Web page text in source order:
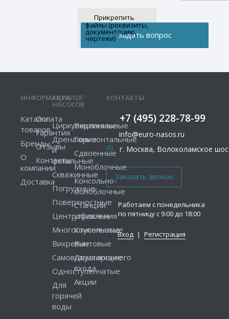
Прикрепить
файлы (реквизиты,
документацию,
чертежи)
КОНТАКТЫ
+7 (495) 228-78-99
info@euro-nasos.ru
г. Москва, Волоколамское
Работаем с понедельника
по пятницу с 9:00 до 18:00
Вход | Регистрация
ИНФОРМАЦИЯ
Каталог
товаров
Бренды
О
компании
Доставка
Оплата
Гарантия
Отзывы
Контакты
КАТАЛОГ
НАСОСОВ
Циркуляционные
Дренажные
и
фекальные
Скважинные
Погружные
Поверхностные
Центробежные
Многоступенчатые
Вихревые
Самовсасывающие
Одноступенчатые
Для
горячей
воды
Вертикальные
Горизонтальные
Сдвоенные
Моноблочные
Консольно-
моноблочные
Станции
управления
Консольные
Винтовые
Двустороннего
входа
Акции